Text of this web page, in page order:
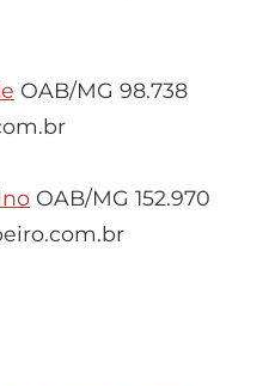
OAB/MG 98.738
OAB/MG 152.970